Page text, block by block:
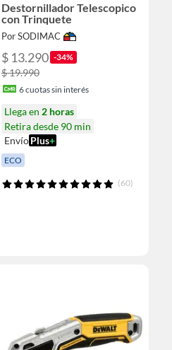
Destornillador Telescopico
con Trinquete
Por SODIMAC
$ 13.290 -34%
$ 19.990
6cuotas sin interés
Llega en 2 horas
Retira desde 90 min
EnvíoPlus+
ECO
(60)